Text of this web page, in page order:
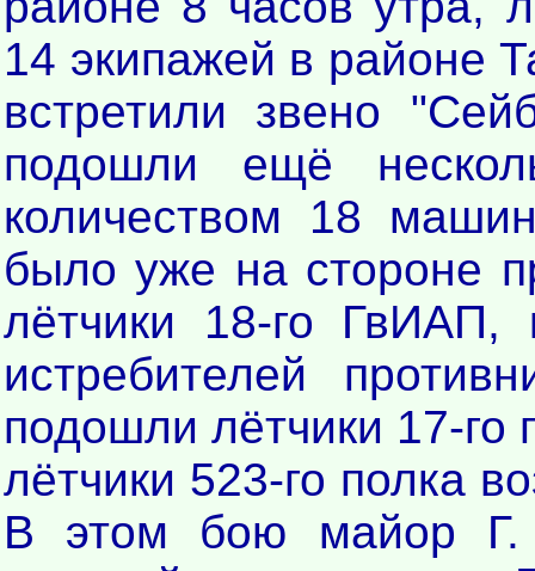
14 экипажей в районе
встретили звено
подошли ещё
количеством 18
было уже на стороне
лётчики 18-го ГвИАП,
истребителей
подошли лётчики 17-го
лётчики 523-го полка
В этом бою майор